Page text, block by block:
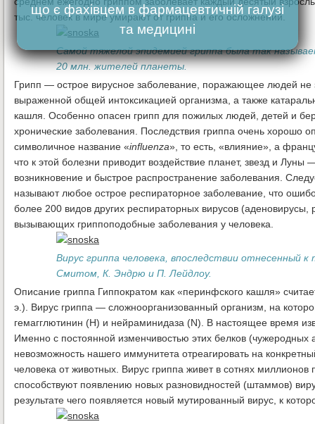
тыс. человек в мире умирают от гриппа и его осложнений.
Самой тяжелой эпидемией гриппа была так
20 млн. жителей планеты.
Грипп — острое вирусное заболевание, поражающее людей
выраженной общей интоксикацией организма, а также
кашля. Особенно опасен грипп для пожилых людей, детей и
хронические заболевания. Последствия гриппа очень хорошо
символичное название «influenza», то есть, «влияние», а
что к этой болезни приводит воздействие планет, звезд и
возникновение и быстрое распространение заболевания.
называют любое острое респираторное заболевание, что
более 200 видов других респираторных вирусов
вызывающих гриппоподобные заболевания у человека.
Вирус гриппа человека, впоследствии отнесенный
Смитом, К. Эндрю и П. Лейдлоу.
Описание гриппа Гиппократом как «перинфского кашля»
э.). Вирус гриппа — сложноорганизованный организм, на
гемагглютинин (Н) и нейраминидаза (N). В настоящее время
Именно с постоянной изменчивостью этих белков
невозможность нашего иммунитета отреагировать на
человека от животных. Вирус гриппа живет в сотнях
способствуют появлению новых разновидностей (штаммов)
результате чего появляется новый мутированный вирус, к
що є фахівцем в фармацевтичній галузі
та медицині